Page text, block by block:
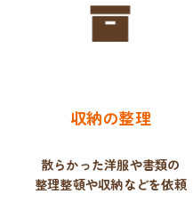
収納の整理
散らかった洋服や書類の
整理整頓や収納などを依頼